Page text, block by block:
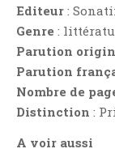
Bibliothèque De
Bilan
Biographie Et
Biographie
Bit-Lit
Editeur :
Genre :
Parution
Parution
Nombre de
Distinction :
A voir aussi